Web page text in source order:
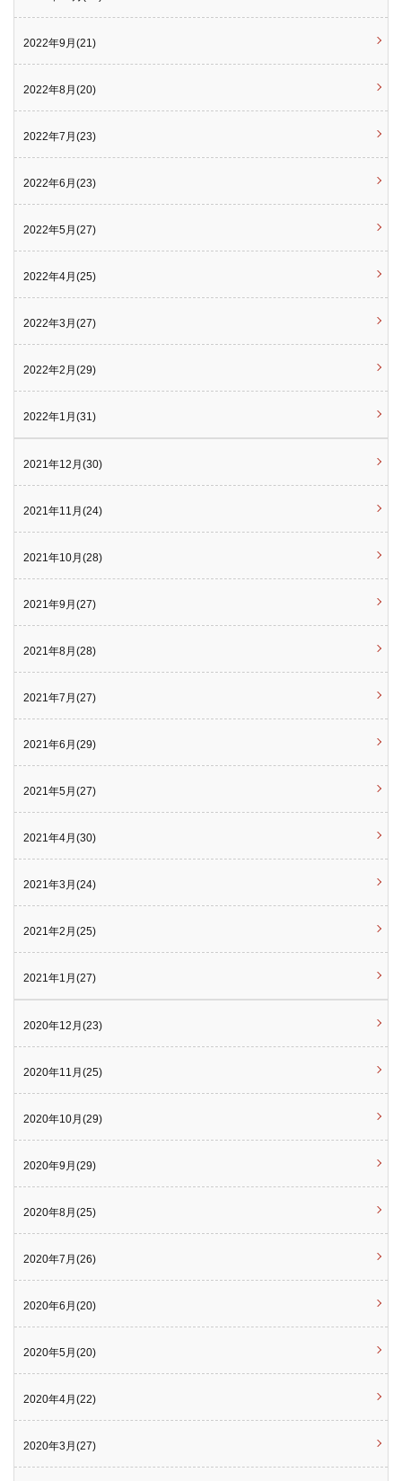
2022年9月(21)
2022年8月(20)
2022年7月(23)
2022年6月(23)
2022年5月(27)
2022年4月(25)
2022年3月(27)
2022年2月(29)
2022年1月(31)
2021年12月(30)
2021年11月(24)
2021年10月(28)
2021年9月(27)
2021年8月(28)
2021年7月(27)
2021年6月(29)
2021年5月(27)
2021年4月(30)
2021年3月(24)
2021年2月(25)
2021年1月(27)
2020年12月(23)
2020年11月(25)
2020年10月(29)
2020年9月(29)
2020年8月(25)
2020年7月(26)
2020年6月(20)
2020年5月(20)
2020年4月(22)
2020年3月(27)